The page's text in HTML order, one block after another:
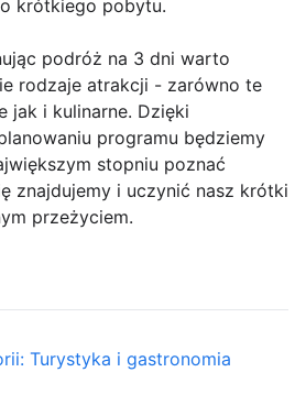
krótkiego pobytu.
podróż na 3 dni warto
rodzaje atrakcji - zarówno te
jak i kulinarne. Dzięki
programu będziemy
stopniu poznać
znajdujemy i uczynić nasz krótki
przeżyciem.
Turystyka i gastronomia